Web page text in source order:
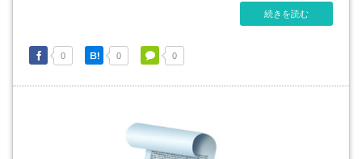
続きを読む
0 0 0